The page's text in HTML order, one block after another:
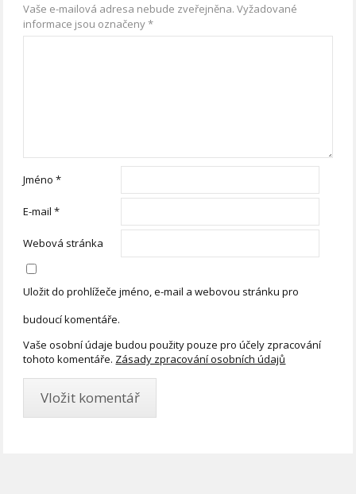
Vaše e-mailová adresa nebude zveřejněna. Vyžadované
informace jsou označeny*
Jméno*
E-mail*
Webová stránka
Uložit do prohlížeče jméno, e-mail a webovou stránku pro
budoucí komentáře.
Vaše osobní údaje budou použity pouze pro účely zpracování
tohoto komentáře. Zásady zpracování osobních údajů